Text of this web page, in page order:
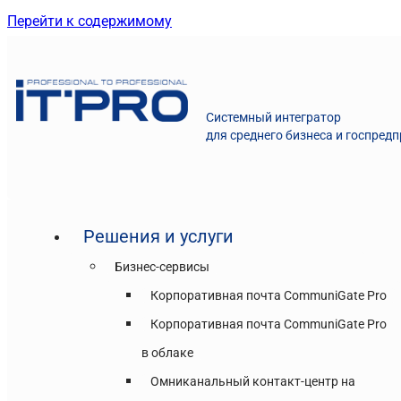
Перейти к содержимому
Системный интегратор
для среднего бизнеса и
Решения и услуги
Бизнес-сервисы
Корпоративная почта CommuniGate Pro
Корпоративная почта CommuniGate Pro
в облаке
Омниканальный контакт-центр на